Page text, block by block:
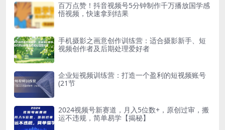
百万点赞！抖音视频号5分钟制作千万播放国学感
悟视频，快速拿到结果
手机摄影之画意创作训练营：适合摄影新手、短
视频创作者及后期处理爱好者
企业短视频训练营：打造一个盈利的短视频账号
(21节
2024视频号新赛道，月入5位数+，原创过审，搬
运不违规，简单易学【揭秘】